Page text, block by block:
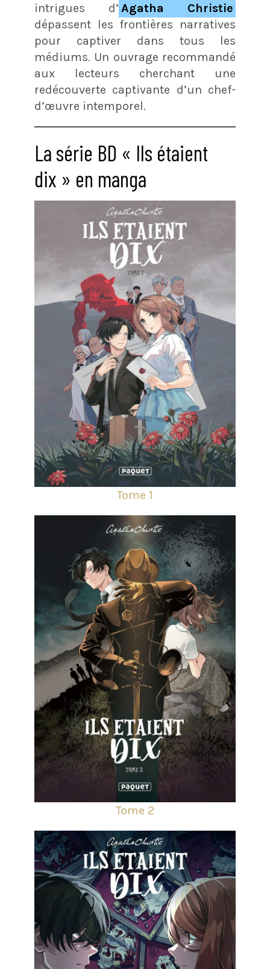
intrigues d’ Agatha Christie
dépassent les frontières narratives
pour captiver dans tous les
médiums. Un ouvrage recommandé
aux lecteurs cherchant une
redécouverte captivante d’un chef-
d’œuvre intemporel.
La série BD « Ils étaient
dix » en manga
Tome 1
Tome 2